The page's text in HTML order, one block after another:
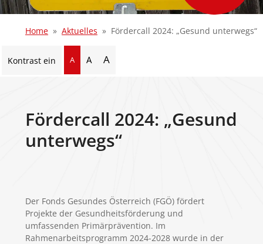
Home Aktuelles Fördercall 2024: „Gesund unterwegs“
Kontrast ein A A A
Fördercall 2024: „Gesund
unterwegs“
Der Fonds Gesundes Österreich (FGÖ) fördert
Projekte der Gesundheitsförderung und
umfassenden Primärprävention. Im
Rahmenarbeitsprogramm 2024-2028 wurde in der